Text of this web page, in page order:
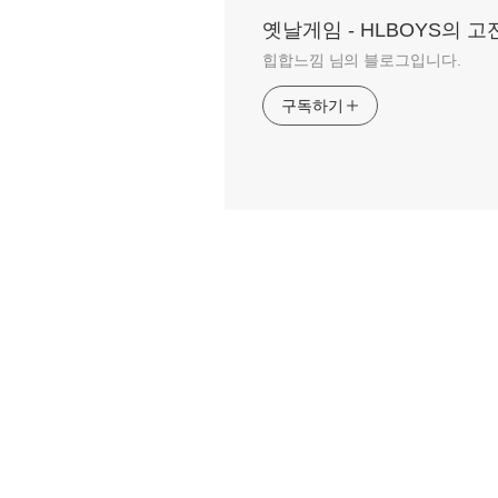
옛날게임 - HLBOYS의 고
힙합느낌 님의 블로그입니다.
구독하기